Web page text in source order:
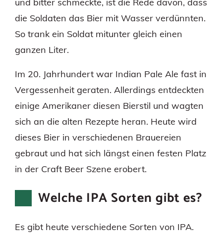
die Soldaten das Bier mit Wasser verdünnten.
So trank ein Soldat mitunter gleich einen
ganzen Liter.
Im 20. Jahrhundert war Indian Pale Ale fast in
Vergessenheit geraten. Allerdings entdeckten
einige Amerikaner diesen Bierstil und wagten
sich an die alten Rezepte heran. Heute wird
dieses Bier in verschiedenen Brauereien
gebraut und hat sich längst einen festen Platz
in der Craft Beer Szene erobert.
Welche IPA Sorten gibt es?
Es gibt heute verschiedene Sorten von IPA.